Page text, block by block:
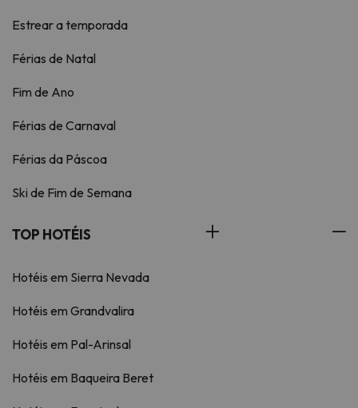
Estrear a temporada
Férias de Natal
Fim de Ano
Férias de Carnaval
Férias da Páscoa
Ski de Fim de Semana
TOP HOTÉIS
Hotéis em Sierra Nevada
Hotéis em Grandvalira
Hotéis em Pal-Arinsal
Hotéis em Baqueira Beret